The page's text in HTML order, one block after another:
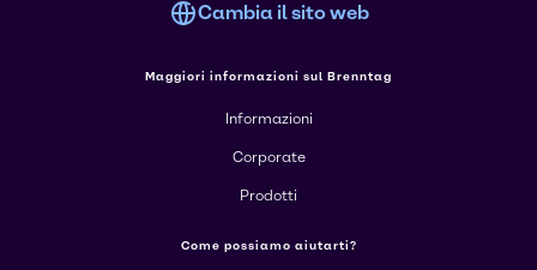
Cambia il sito web
Maggiori informazioni sul Brenntag
Informazioni
Corporate
Prodotti
Come possiamo aiutarti?